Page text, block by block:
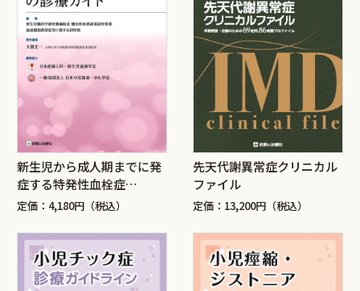
新生児から成人期までに発
症する特発性血栓症
（EOT：early-onset
イド
定価：4,180円（税込）
先天代謝異常症クリニカル
ファイル
定価：13,200円（税込）